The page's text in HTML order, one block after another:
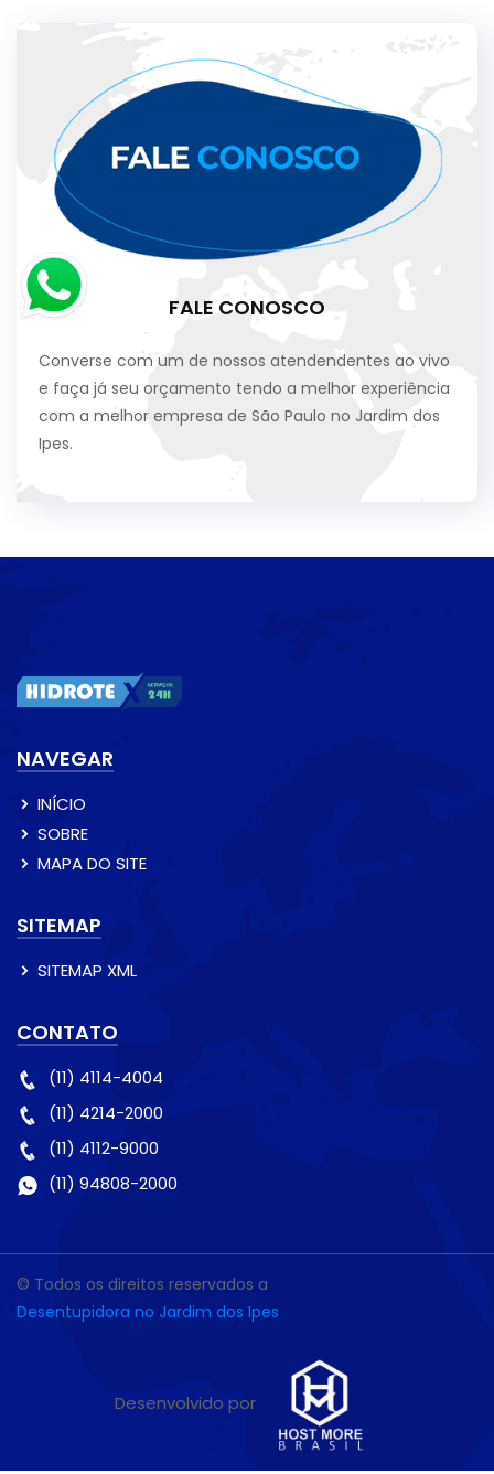
FALE CONOSCO
Converse com um de nossos atendendentes ao vivo
e faça já seu orçamento tendo a melhor experiência
com a melhor empresa de São Paulo no Jardim dos
Ipes.
NAVEGAR
INÍCIO
SOBRE
MAPA DO SITE
SITEMAP
SITEMAP XML
CONTATO
(11) 4114-4004
(11) 4214-2000
(11) 4112-9000
(11) 94808-2000
© Todos os direitos reservados a
Desentupidora no Jardim dos Ipes
Desenvolvido por